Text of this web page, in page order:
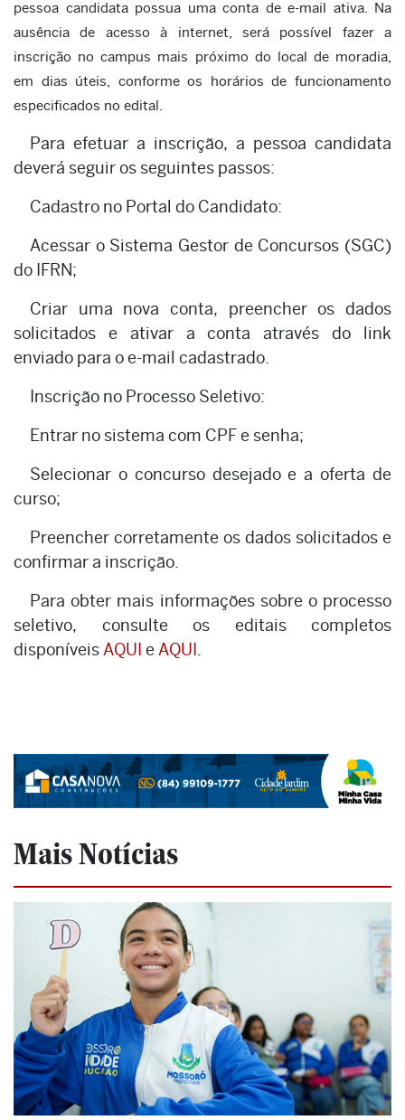
pessoa candidata possua uma conta de e-mail ativa. Na
ausência de acesso à internet, será possível fazer a
inscrição no campus mais próximo do local de moradia,
em dias úteis, conforme os horários de funcionamento
especificados no edital.
Para efetuar a inscrição, a pessoa candidata
deverá seguir os seguintes passos:
Cadastro no Portal do Candidato:
Acessar o Sistema Gestor de Concursos (SGC)
do IFRN;
Criar uma nova conta, preencher os dados
solicitados e ativar a conta através do link
enviado para o e-mail cadastrado.
Inscrição no Processo Seletivo:
Entrar no sistema com CPF e senha;
Selecionar o concurso desejado e a oferta de
curso;
Preencher corretamente os dados solicitados e
confirmar a inscrição.
Para obter mais informações sobre o processo
seletivo, consulte os editais completos
disponíveisAQUI e AQUI .
Mais Notícias